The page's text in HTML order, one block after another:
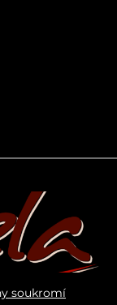
soukromí